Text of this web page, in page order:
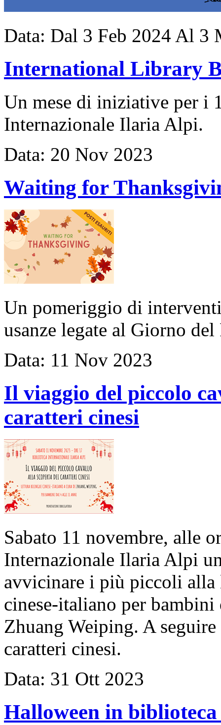
Data: Dal 3 Feb 2024 Al 3
International Library
Un mese di iniziative per i
Internazionale Ilaria Alpi.
Data: 20 Nov 2023
Waiting for
Un pomeriggio di
usanze legate al Giorno
Data: 11 Nov 2023
Il viaggio del piccolo
caratteri cinesi
Sabato 11 novembre, alle
Internazionale Ilaria Alpi
avvicinare i più piccoli
cinese-italiano per
Zhuang Weiping. A
caratteri cinesi.
Data: 31 Ott 2023
Halloween in